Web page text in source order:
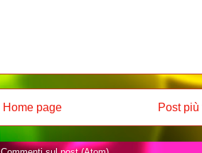
Post
Home page